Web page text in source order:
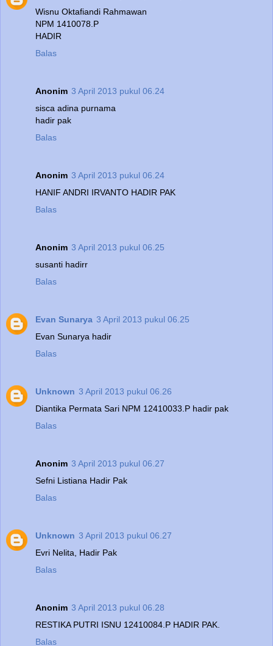
Wisnu Oktafiandi Rahmawan
NPM 1410078.P
HADIR
Balas
Anonim 3 April 2013 pukul 06.24
sisca adina purnama
hadir pak
Balas
Anonim 3 April 2013 pukul 06.24
HANIF ANDRI IRVANTO HADIR PAK
Balas
Anonim 3 April 2013 pukul 06.25
susanti hadirr
Balas
Evan Sunarya 3 April 2013 pukul 06.25
Evan Sunarya hadir
Balas
Unknown 3 April 2013 pukul 06.26
Diantika Permata Sari NPM 12410033.P hadir pak
Balas
Anonim 3 April 2013 pukul 06.27
Sefni Listiana Hadir Pak
Balas
Unknown 3 April 2013 pukul 06.27
Evri Nelita, Hadir Pak
Balas
Anonim 3 April 2013 pukul 06.28
RESTIKA PUTRI ISNU 12410084.P HADIR PAK.
Balas